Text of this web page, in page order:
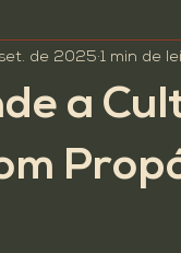
Turismo 4º
a
de 2025 1 min de